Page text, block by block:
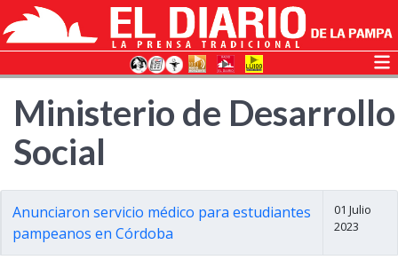
Ministerio de Desarrollo
Social
Anunciaron servicio médico para estudiantes
pampeanos en Córdoba
01 Julio
2023